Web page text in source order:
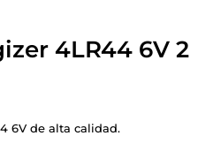
4LR44 6V 2
6V de alta calidad.